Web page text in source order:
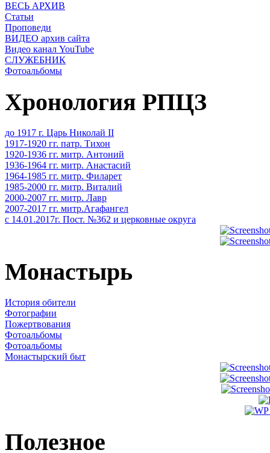
ВЕСЬ АРХИВ
Статьи
Проповеди
ВИДЕО архив сайта
Видео канал YouTube
СЛУЖЕБНИК
Фотоальбомы
Хронология РПЦЗ
до 1917 г. Царь Николай II
1917-1920 гг. патр. Тихон
1920-1936 гг. митр. Антоний
1936-1964 гг. митр. Анастасий
1964-1985 гг. митр. Филарет
1985-2000 гг. митр. Виталий
2000-2007 гг. митр. Лавр
2007-2017 гг. митр.Агафангел
с 14.01.2017г. Пост. №362 и церковные округа
Монастырь
История обители
Фотографии
Пожертвования
Фотоальбомы
Фотоальбомы
Монастырский быт
Полезное